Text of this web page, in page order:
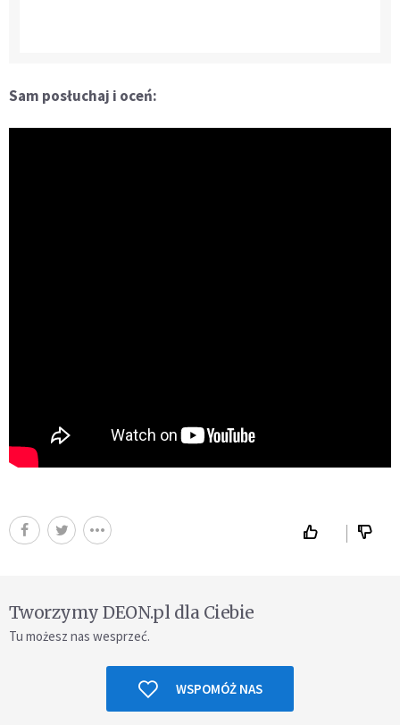
Sam posłuchaj i oceń:
Tworzymy DEON.pl dla Ciebie
Tu możesz nas wesprzeć.
WSPOMÓŻ NAS